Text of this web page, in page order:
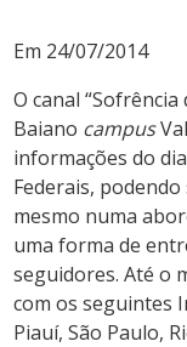
Em 24/07/2014
O canal
Baiano campus
informações do
Federais,
mesmo numa
uma forma de
seguidores. Até o
com os seguintes
Piauí, São Paulo,